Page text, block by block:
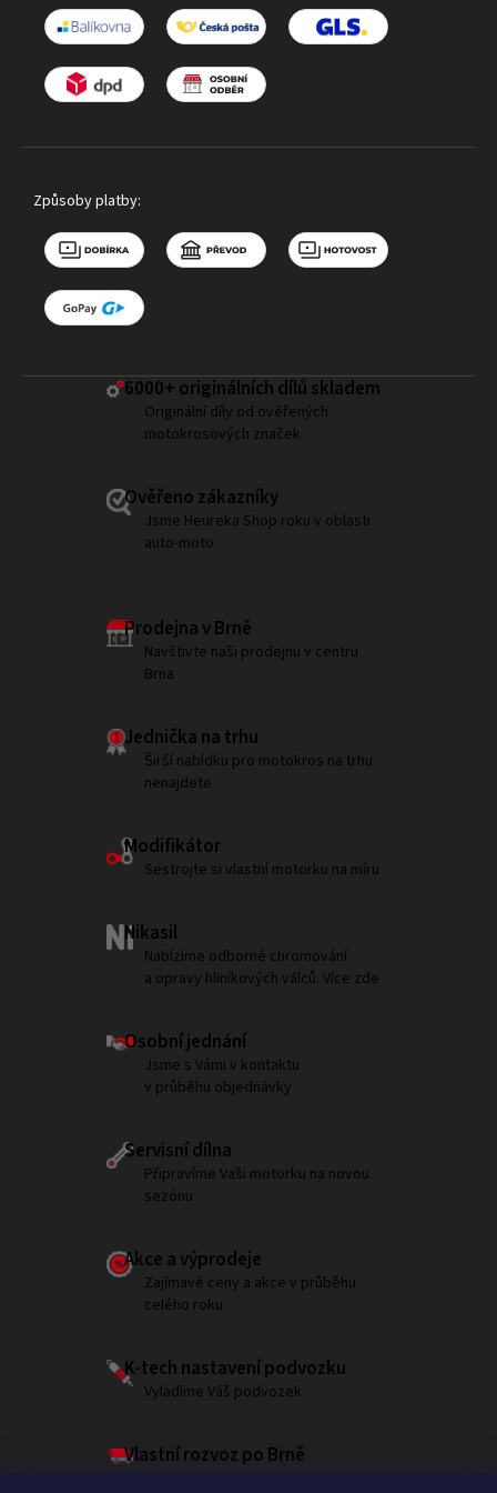
Způsoby platby:
6000+ ​originálních dílů skladem
Originální díly od ověřených
motokrosových značek
Ověřeno zákazníky
Jsme Heureka Shop roku v oblasti
auto-moto
Prodejna v Brně
Navštivte naši prodejnu v centru
Brna
Jednička na trhu
Širší nabídku pro motokros na trhu
nenajdete
Modifikátor
Sestrojte si vlastní motorku na míru
Nikasil
Nabízíme odborné chromování
a opravy hliníkových válců. Více zde
Osobní jednání
Jsme s Vámi v kontaktu
v průběhu objednávky
Servisní dílna
Připravíme Vaši motorku na novou
sezónu
Akce a výprodeje
Zajímavé ceny a akce v průběhu
celého roku
K-tech nastavení podvozku
Vyladíme Váš podvozek
Vlastní rozvoz po Brně
Garantujeme doručení do 180 minut